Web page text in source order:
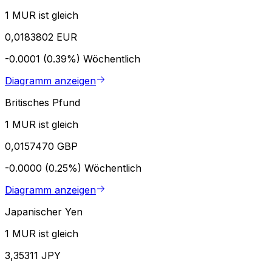
1 MUR ist gleich
0,0183802 EUR
-0.0001 (0.39%) Wöchentlich
Diagramm anzeigen
Britisches Pfund
1 MUR ist gleich
0,0157470 GBP
-0.0000 (0.25%) Wöchentlich
Diagramm anzeigen
Japanischer Yen
1 MUR ist gleich
3,35311 JPY